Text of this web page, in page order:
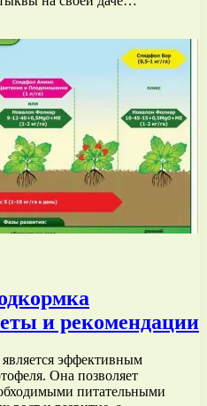
и рекомендации
эффективным
Она позволяет
питательными